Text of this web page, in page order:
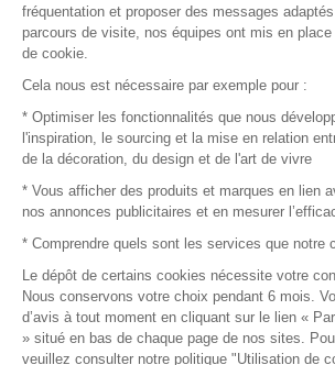
© 2016 –Organisation
Recrutement
Mentions légales
Conditions
fréquentation et proposer des messages
parcours de visite, nos équipes ont mis en
de cookie.
Cela nous est nécessaire par exemple pour :
* Optimiser les fonctionnalités que nous
l'inspiration, le sourcing et la mise en relation
de la décoration, du design et de l'art de vivre
* Vous afficher des produits et marques en lien
nos annonces publicitaires et en mesurer
* Comprendre quels sont les services que notre
Le dépôt de certains cookies nécessite votre
Nous conservons votre choix pendant 6 mois.
d’avis à tout moment en cliquant sur le lien «
» situé en bas de chaque page de nos sites.
veuillez consulter notre politique "Utilisation de